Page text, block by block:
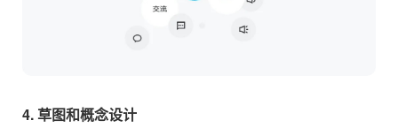
4. 草图和概念设计